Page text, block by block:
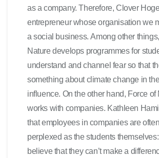
as a company. Therefore, Clover
entrepreneur whose organisation we
a social business. Among other
Nature develops programmes for
understand and channel fear so that
something about climate change in
influence. On the other hand, Force
works with companies. Kathleen
that employees in companies are
perplexed as the students
believe that they can’t make a